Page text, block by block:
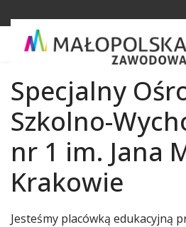
Specjalny
Szkolno-
nr 1 im. Jana
Krakowie
Jesteśmy placówką edukacyjną